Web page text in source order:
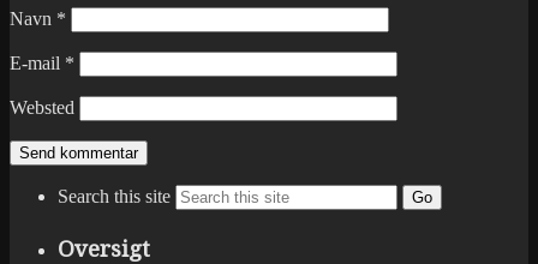
Navn *
E-mail *
Websted
Search this site Go
Oversigt